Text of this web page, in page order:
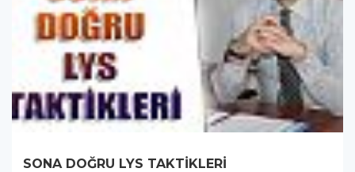
SONA DOĞRU LYS TAKTİKLERİ